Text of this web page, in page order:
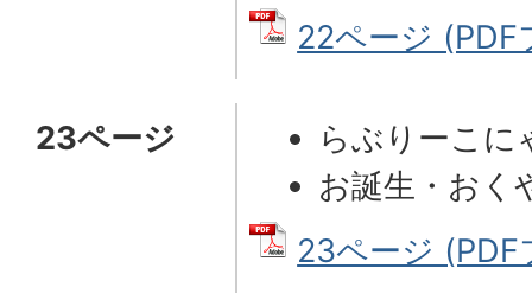
22ページ
23ページ
らぶりーこに
お誕生・おく
23ページ (PDF